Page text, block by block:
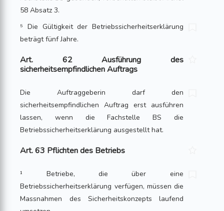
58 Absatz 3.
⁵ Die Gültigkeit der Betriebssicherheitserklärung
beträgt fünf Jahre.
Art. 62 Ausführung des
sicherheitsempfindlichen Auftrags
Die Auftraggeberin darf den
sicherheitsempfindlichen Auftrag erst ausführen
lassen, wenn die Fachstelle BS die
Betriebssicherheitserklärung ausgestellt hat.
Art. 63 Pflichten des Betriebs
¹ Betriebe, die über eine
Betriebssicherheitserklärung verfügen, müssen die
Massnahmen des Sicherheitskonzepts laufend